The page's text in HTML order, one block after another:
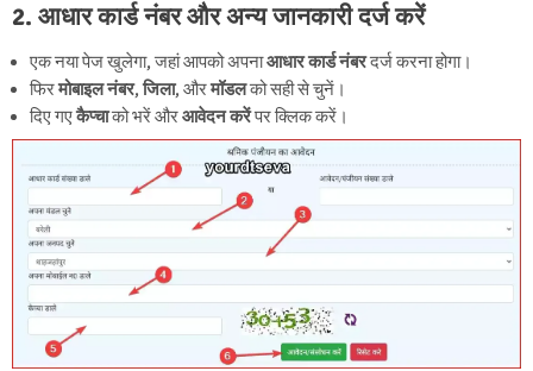
2. आधार कार्ड नंबर और अन्य जानकारी दर्ज करें
एक नया पेज खुलेगा, जहां आपको अपनाआधार कार्ड नंबरदर्ज करना होगा।
फिरमोबाइल नंबर,जिला, औरमॉडलको सही से चुनें।
दिए गएकैप्चाको भरें औरआवेदन करेंपर क्लिक करें।